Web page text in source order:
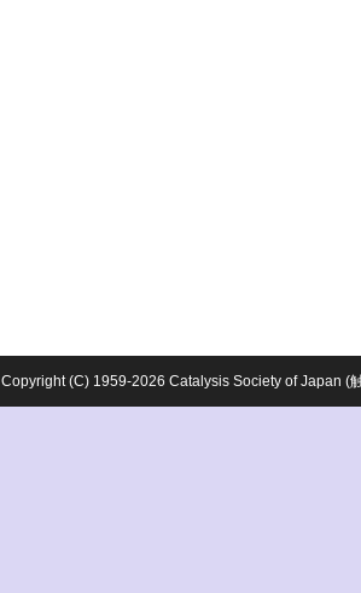
Copyright (C) 1959-2026 Catalysis Society of Japan (